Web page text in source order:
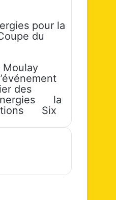
pour la
du
Moulay
des
la
Six